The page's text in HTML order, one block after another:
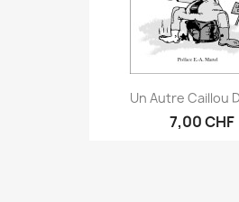
Un Autre Caillou
7,00 CHF